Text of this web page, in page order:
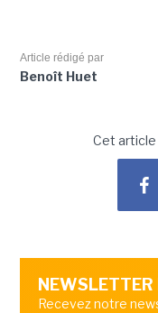
Article rédigé par
Benoît Huet
Cet article
NEWSLETTER
Recevez notre